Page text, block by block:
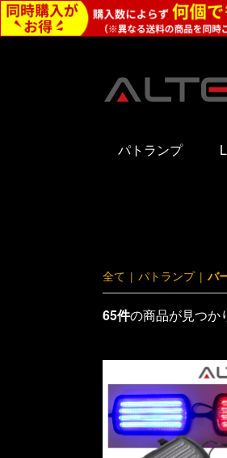
パトランプ
全て | パトランプ | バ
65件の商品が見つか